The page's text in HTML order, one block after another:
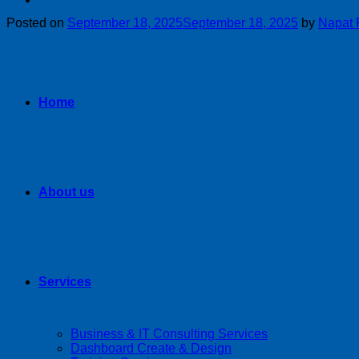
Home
About us
Services
Business & IT Consulting Services
Dashboard Create & Design
Posted on September 18, 2025September 18, 2025 by Napat